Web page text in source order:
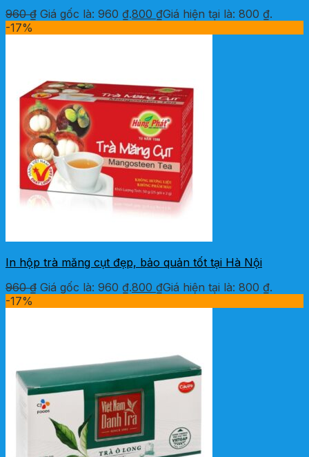
960₫ Giá gốc là: 960 ₫.800 ₫Giá hiện tại là: 800 ₫.
-17%
In hộp trà măng cụt đẹp, bảo quản tốt tại Hà Nội
960₫ Giá gốc là: 960 ₫.800 ₫Giá hiện tại là: 800 ₫.
-17%